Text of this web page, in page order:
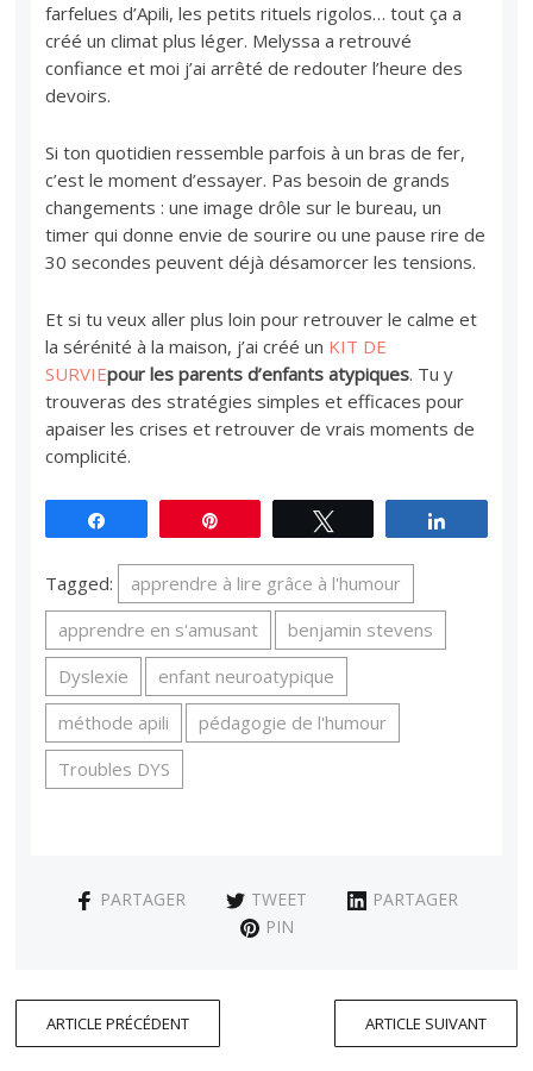
farfelues d’Apili, les petits rituels rigolos… tout ça a
créé un climat plus léger. Melyssa a retrouvé
confiance et moi j’ai arrêté de redouter l’heure des
devoirs.
Si ton quotidien ressemble parfois à un bras de fer,
c’est le moment d’essayer. Pas besoin de grands
changements : une image drôle sur le bureau, un
timer qui donne envie de sourire ou une pause rire de
30 secondes peuvent déjà désamorcer les tensions.
Et si tu veux aller plus loin pour retrouver le calme et
la sérénité à la maison, j’ai créé un KIT DE
SURVIEpour les parents d’enfants atypiques. Tu y
trouveras des stratégies simples et efficaces pour
apaiser les crises et retrouver de vrais moments de
complicité.
Tagged:
apprendre à lire grâce à l'humour
apprendre en s'amusant
benjamin stevens
Dyslexie
enfant neuroatypique
méthode apili
pédagogie de l'humour
Troubles DYS
PARTAGER TWEET
PARTAGER
PIN
ARTICLE PRÉCÉDENT ARTICLE SUIVANT